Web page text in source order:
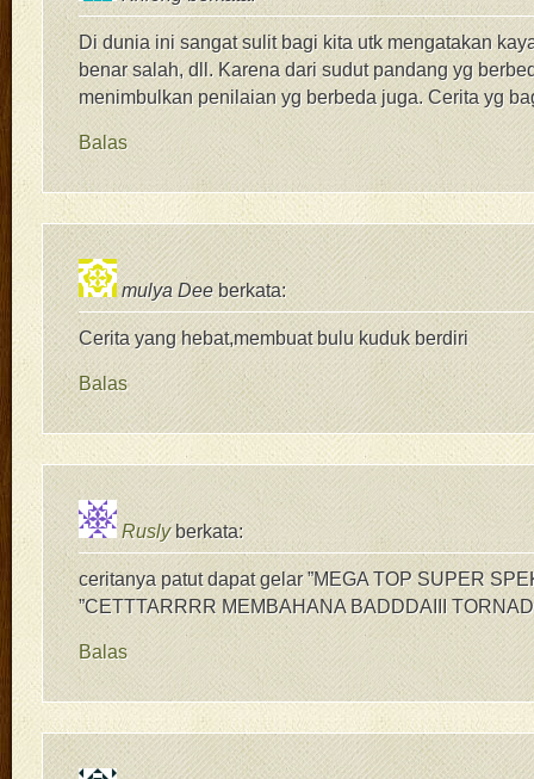
Di dunia ini sangat sulit bagi kita utk mengatakan
benar salah, dll. Karena dari sudut pandang yg
menimbulkan penilaian yg berbeda juga. Cerita yg
Balas
mulya Dee berkata:
Cerita yang hebat,membuat bulu kuduk berdiri
Balas
Rusly berkata:
ceritanya patut dapat gelar ”MEGA TOP SUPER
”CETTTARRRR MEMBAHANA BADDDAIII
Balas